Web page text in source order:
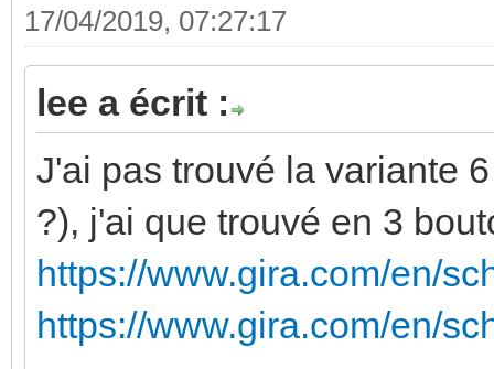
17/04/2019, 07:27:17
lee a écrit :
J'ai pas trouvé la variante
?), j'ai que trouvé en 3
https://www.gira.com/en/
https://www.gira.com/en/